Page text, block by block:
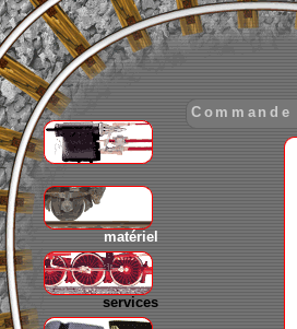
matériel
services
Commande